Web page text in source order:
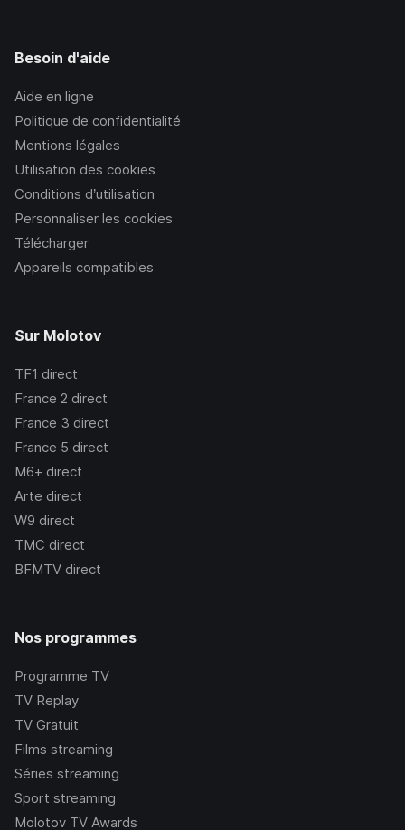
Besoin d'aide
Aide en ligne
Politique de confidentialité
Mentions légales
Utilisation des cookies
Conditions d’utilisation
Personnaliser les cookies
Télécharger
Appareils compatibles
Sur Molotov
TF1 direct
France 2 direct
France 3 direct
France 5 direct
M6+ direct
Arte direct
W9 direct
TMC direct
BFMTV direct
Nos programmes
Programme TV
TV Replay
TV Gratuit
Films streaming
Séries streaming
Sport streaming
Molotov TV Awards